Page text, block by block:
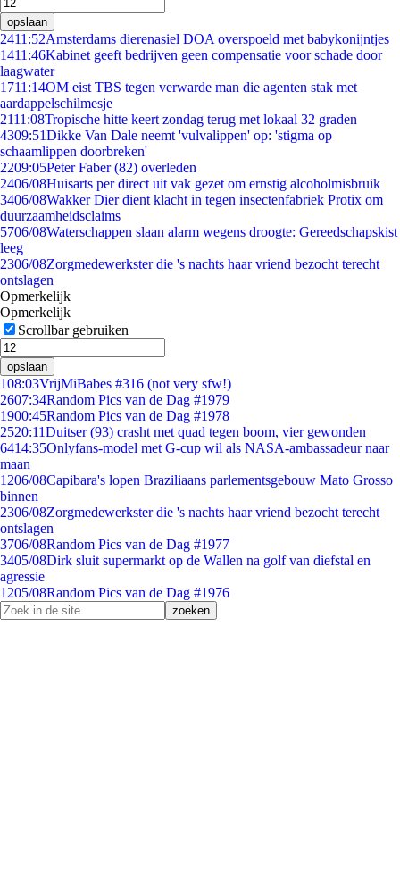
opslaan
2411:52Amsterdams dierenasiel DOA overspoeld met babykonijntjes
1411:46Kabinet geeft bedrijven geen compensatie voor schade door
laagwater
1711:14OM eist TBS tegen verwarde man die agenten stak met
aardappelschilmesje
2111:08Tropische hitte keert zondag terug met lokaal 32 graden
4309:51Dikke Van Dale neemt 'vulvalippen' op: 'stigma op
schaamlippen doorbreken'
2209:05Peter Faber (82) overleden
2406/08Huisarts per direct uit vak gezet om ernstig alcoholmisbruik
3406/08Wakker Dier dient klacht in tegen insectenfabriek Protix om
duurzaamheidsclaims
5706/08Waterschappen slaan alarm wegens droogte: Gereedschapskist
leeg
2306/08Zorgmedewerkster die 's nachts haar vriend bezocht terecht
ontslagen
Opmerkelijk
Opmerkelijk
Scrollbar gebruiken
opslaan
108:03VrijMiBabes #316 (not very sfw!)
2607:34Random Pics van de Dag #1979
1900:45Random Pics van de Dag #1978
2520:11Duitser (93) crasht met quad tegen boom, vier gewonden
6414:35Onlyfans-model met G-cup wil als NASA-ambassadeur naar
maan
1206/08Capibara's lopen Braziliaans parlementsgebouw Mato Grosso
binnen
2306/08Zorgmedewerkster die 's nachts haar vriend bezocht terecht
ontslagen
3706/08Random Pics van de Dag #1977
3405/08Dirk sluit supermarkt op de Wallen na golf van diefstal en
agressie
1205/08Random Pics van de Dag #1976